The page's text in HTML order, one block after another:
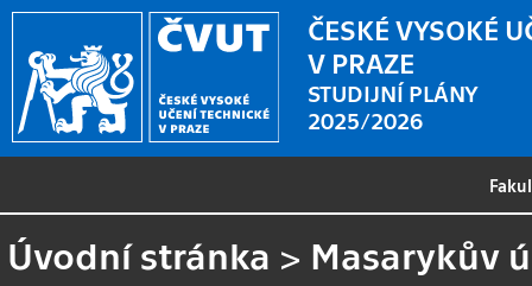
ČESKÉ VYSOKÉ
V PRAZE
STUDIJNÍ PLÁNY
2025/2026
Úvodní stránka > Masarykův